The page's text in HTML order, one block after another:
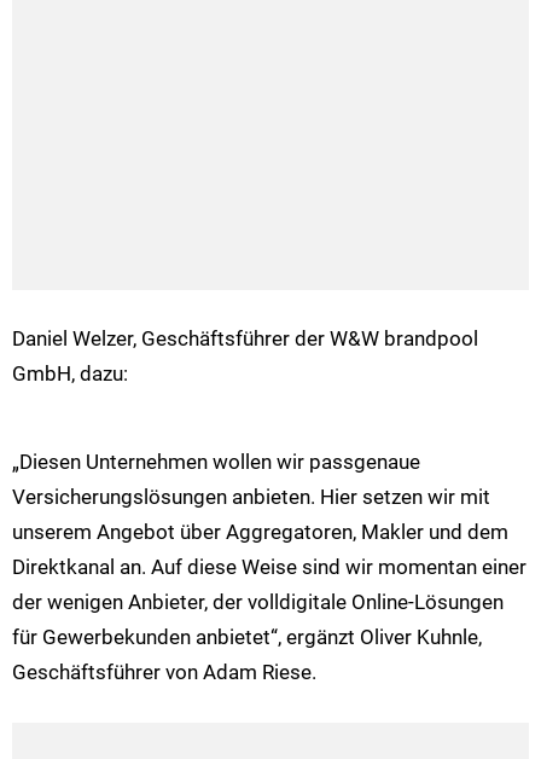
Daniel Welzer, Geschäftsführer der W&W brandpool
GmbH, dazu:
„Diesen Unternehmen wollen wir passgenaue
Versicherungslösungen anbieten. Hier setzen wir mit
unserem Angebot über Aggregatoren, Makler und dem
Direktkanal an. Auf diese Weise sind wir momentan einer
der wenigen Anbieter, der volldigitale Online-Lösungen
für Gewerbekunden anbietet“, ergänzt Oliver Kuhnle,
Geschäftsführer von Adam Riese.